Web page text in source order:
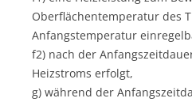
Oberflächentemperatur des
Anfangstemperatur
f2) nach der
Heizstroms erfolgt,
g) während der